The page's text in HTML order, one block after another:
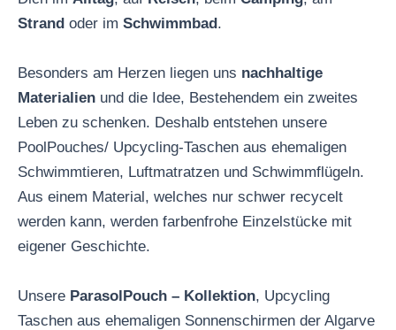
Strand oder im Schwimmbad.
Besonders am Herzen liegen uns nachhaltige
Materialien und die Idee, Bestehendem ein zweites
Leben zu schenken. Deshalb entstehen unsere
PoolPouches/ Upcycling-Taschen aus ehemaligen
Schwimmtieren, Luftmatratzen und Schwimmflügeln.
Aus einem Material, welches nur schwer recycelt
werden kann, werden farbenfrohe Einzelstücke mit
eigener Geschichte.
Unsere ParasolPouch – Kollektion, Upcycling
Taschen aus ehemaligen Sonnenschirmen der Algarve